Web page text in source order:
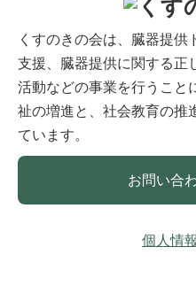
くすのきの会は、臓器提
支援、臓器提供に関する正
活動などの事業を行うこと
祉の増進と、社会教育の推
ています。
お問い合
個人情